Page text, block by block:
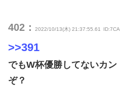
402： 2022/10/13(木) 21:37:55.61
>>391
でもW杯優勝してないカ
ぞ？